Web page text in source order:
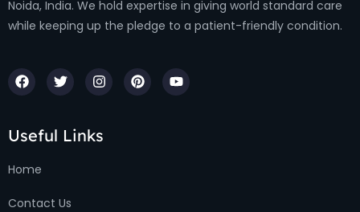
Noida, India. We hold expertise in giving world standard care
while keeping up the pledge to a patient-friendly condition.
Useful Links
Home
Contact Us